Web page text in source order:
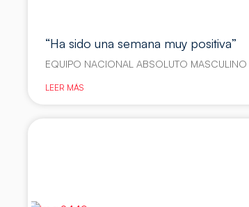
“Ha sido una semana muy positiva”
EQUIPO NACIONAL ABSOLUTO MASCULINO
LEER MÁS